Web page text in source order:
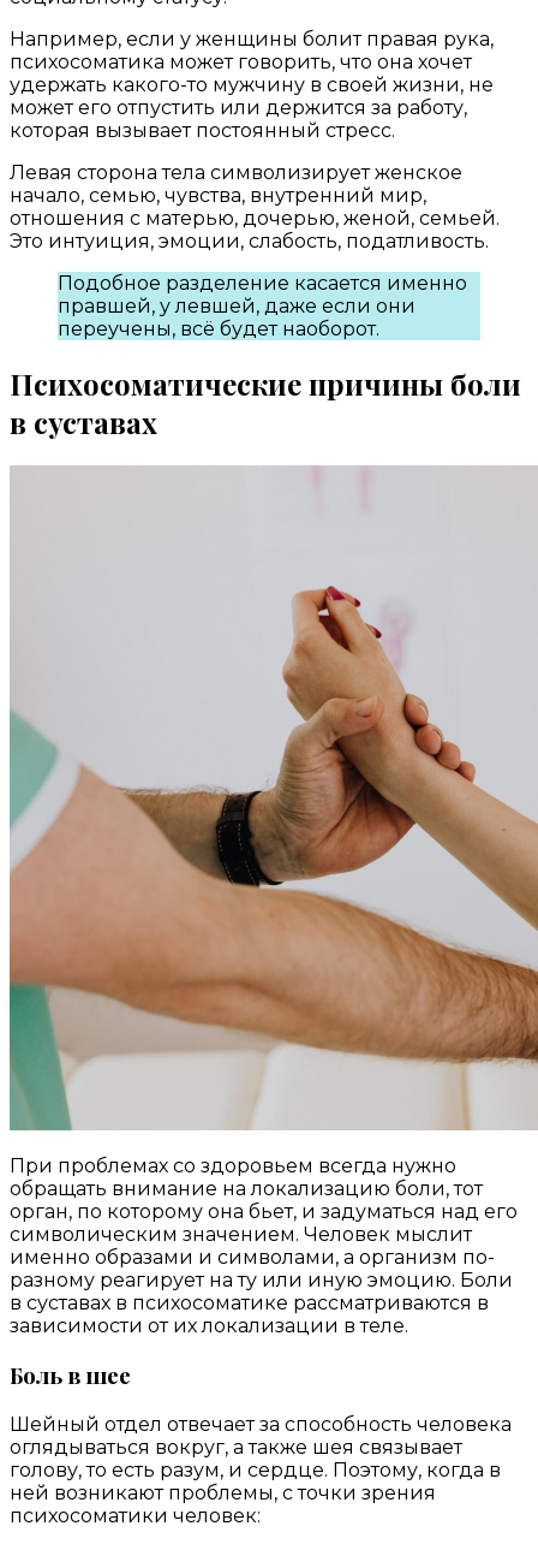
Например, если у женщины болит правая рука,
психосоматика может говорить, что она хочет
удержать какого-то мужчину в своей жизни, не
может его отпустить или держится за работу,
которая вызывает постоянный стресс.
Левая сторона тела символизирует женское
начало, семью, чувства, внутренний мир,
отношения с матерью, дочерью, женой, семьей.
Это интуиция, эмоции, слабость, податливость.
Подобное разделение касается именно
правшей, у левшей, даже если они
переучены, всё будет наоборот.
Психосоматические причины боли
в суставах
При проблемах со здоровьем всегда нужно
обращать внимание на локализацию боли, тот
орган, по которому она бьет, и задуматься над его
символическим значением. Человек мыслит
именно образами и символами, а организм по-
разному реагирует на ту или иную эмоцию. Боли
в суставах в психосоматике рассматриваются в
зависимости от их локализации в теле.
Боль в шее
Шейный отдел отвечает за способность человека
оглядываться вокруг, а также шея связывает
голову, то есть разум, и сердце. Поэтому, когда в
ней возникают проблемы, с точки зрения
психосоматики человек: